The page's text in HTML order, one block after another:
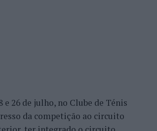
como o cérebro é exercitado no
26 de julho, no Clube de Ténis
da competição ao circuito